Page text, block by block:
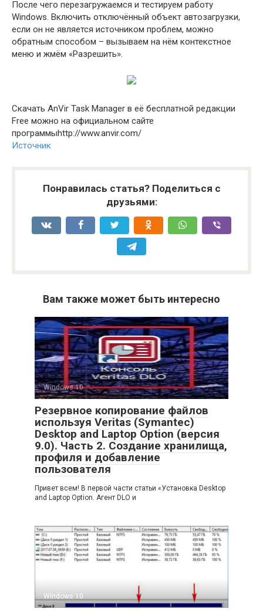
После чего перезагружаемся и тестируем работу
Windows. Включить отключённый объект автозагрузки,
если он не является источником проблем, можно
обратным способом – вызываем на нём контекстное
меню и жмём «Разрешить».
Скачать AnVir Task Manager в её бесплатной редакции
Free можно на официальном сайте
программыhttp://www.anvir.com/
Источник
Понравилась статья? Поделиться с
друзьями:
Вам также может быть интересно
Windows 10
Резервное копирование файлов
используя Veritas (Symantec)
Desktop and Laptop Option (версия
9.0). Часть 2. Создание хранилища,
профиля и добавление
пользователя
Привет всем! В первой части статьи «Установка Desktop
and Laptop Option. Агент DLO и
Windows 10